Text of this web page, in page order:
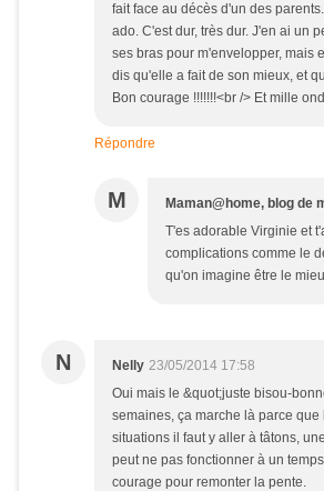
fait face au décès d'un des
ado. C'est dur, très dur. J'en ai un
ses bras pour m'envelopper, mais
dis qu'elle a fait de son mieux, et
Bon courage !!!!!!!<br /> Et mille
Répondre
M Maman@home, blog de
T'es adorable Virginie et
complications comme le
qu'on imagine être le
N Nelly 23/05/2014 17:58
Oui mais le &quot;juste bisou-
semaines, ça marche là parce
situations il faut y aller à tâtons,
peut ne pas fonctionner à un
courage pour remonter la pente.